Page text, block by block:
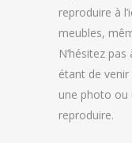
reproduire à
meubles,
N’hésitez
étant de
une photo ou
reproduire.